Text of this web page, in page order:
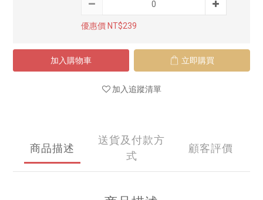
優惠價 NT$239
加入購物車 立即購買
加入追蹤清單
商品描述
送貨及付款方
式
顧客評價